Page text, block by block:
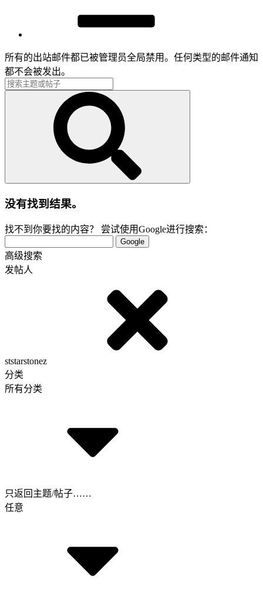
所有的出站邮件都已被管理员全局禁用。任何类型的邮件通知
都不会被发出。
没有找到结果。
找不到你要找的内容？ 尝试使用Google进行搜索：
Google
高级搜索
发帖人
ststarstonez
分类
所有分类
只返回主题/帖子……
任意